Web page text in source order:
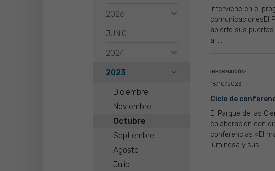
2026
JUNIO
2024
2023
Diciembre
Noviembre
Octubre
Septiembre
Agosto
Julio
Interviene en el
comunicacionesEl
abierto sus
al ...
INFORMACIÓN:
16/10/2023
Ciclo de
El Parque de las
colaboración con
conferencias «El
luminosa y sus ...